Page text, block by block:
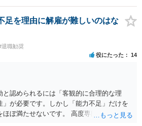
談者さんが経営者に対してその旨を伝え、
なさってはいかがでしょうか。
そしてあなたの言う「早めに、決着をつけ
ころは、「敗訴的和解」ということです
つきませんので、弁護士は確かに儲かりま
の事件をズルズルすることは、着手金を増
他方で、弁護士報酬も期待できないた
きないという意味で弁護士にも損害が増
に儲かることにはなりません。 控訴審で着
ありますが、1回限りの関係ではなく顧問の
処理ではありません。 事件終了後、顧問
す。 つまり、弁護士は、儲かるためでは
意思（それこそ会社の現在及び今後の戦
を遂行していると推測されます。 ＞②原告
足を理由に解雇が難しいのはな
退職勧奨
役にたった 14
認められるには「客観的に合理的な理
」が必要です。しかし「能力不足」だけを
ほぼ満たせないです。 高度専門職であって